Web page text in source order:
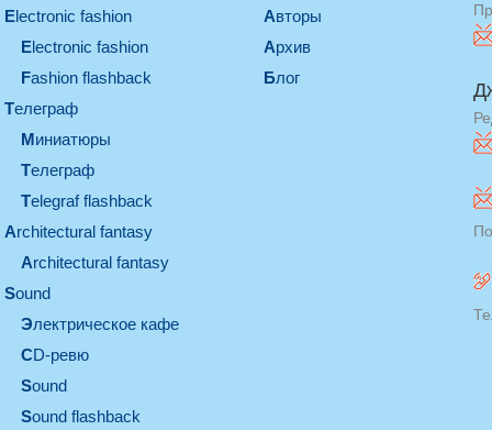
electronic fashion
electronic fashion
Fashion flashback
телеграф
миниатюры
телеграф
Telegraf flashback
architectural fantasy
architectural fantasy
sound
электрическое кафе
CD-ревю
sound
Sound flashback
Авторы
Архив
Блог